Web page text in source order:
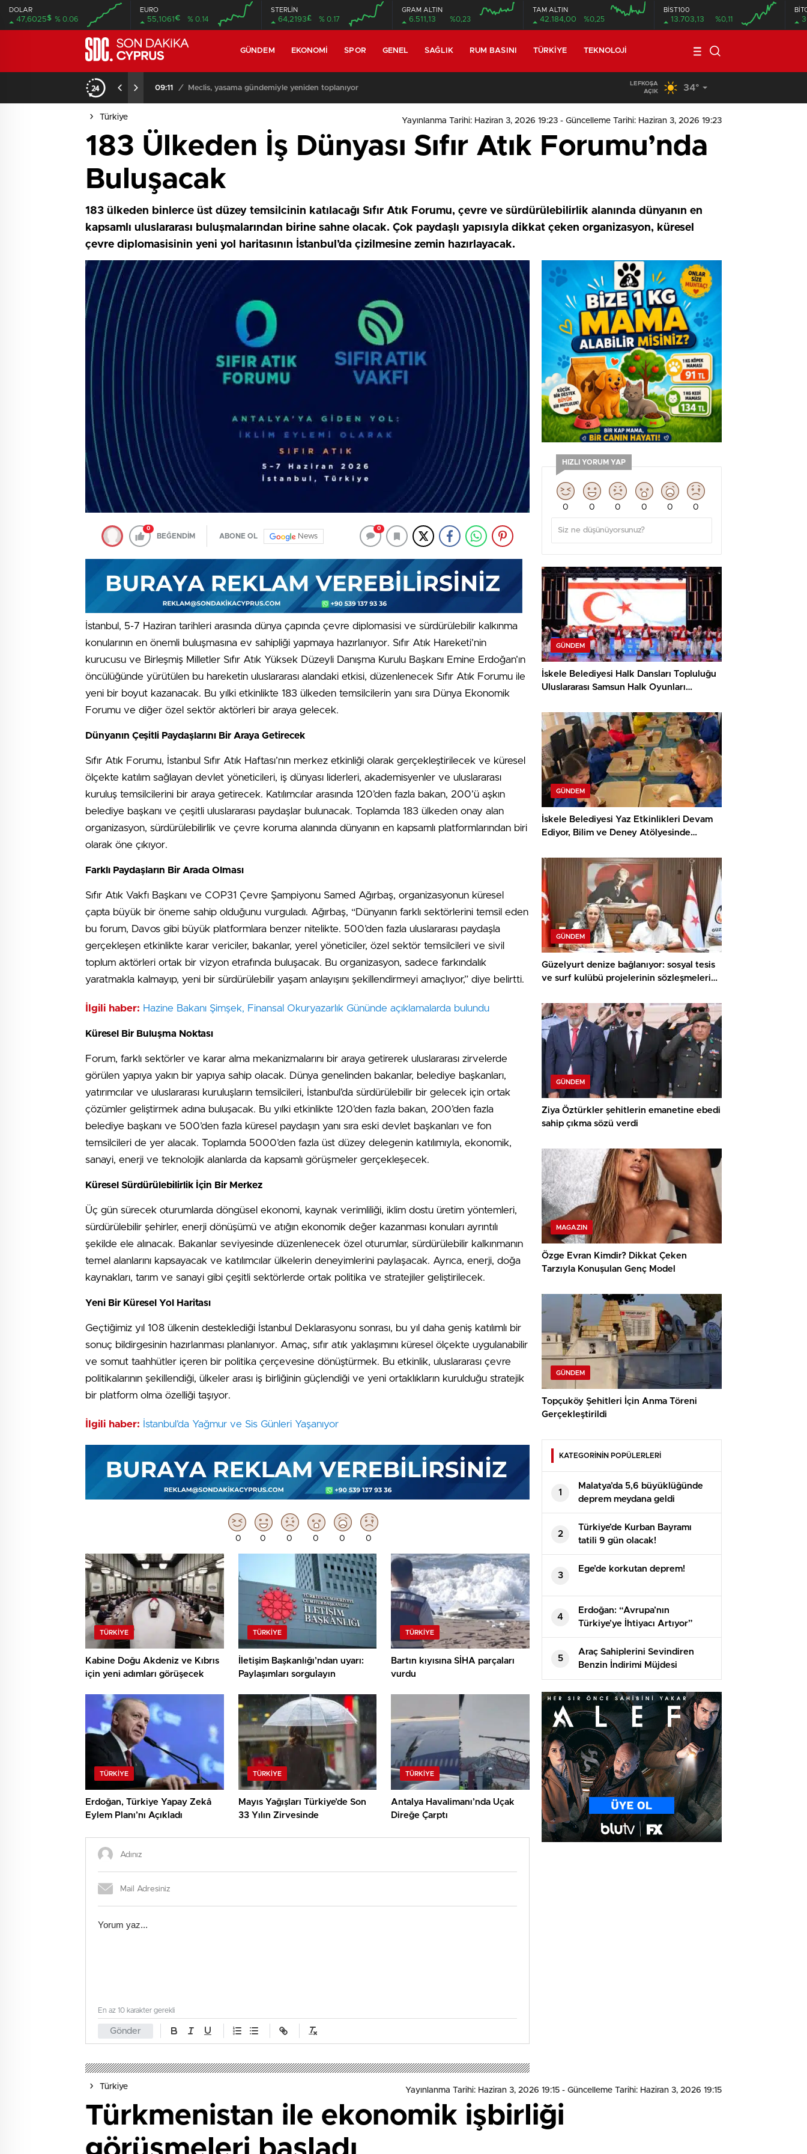
DOLAR
47,6025$ % 0.06
EURO
55,1061€ % 0.14
STERLİN
64,2193£ % 0.17
GRAM ALTIN
6.511,13 %0,23
TAM ALTIN
42.184,00 %0,25
BİST100
13.703,13 %0,11
GÜNDEM EKONOMI SPOR GENEL SAĞLIK RUM BASINI TÜRKIYE TEKNOLOJI
09:11 / Meclis, yasama gündemiyle yeniden toplanıyor Seyir Halindeki Araç Alev Aldı, Korku Dolu Anlar
LEFKOŞA
AÇIK
34°
Türkiye Yayınlanma Tarihi: Haziran 3, 2026 19:23 - Güncelleme Tarihi: Haziran 3, 2026 19:23
183 Ülkeden İş Dünyası Sıfır Atık Forumu’nda
Buluşacak
183 ülkeden binlerce üst düzey temsilcinin katılacağı Sıfır Atık Forumu, çevre ve sürdürülebilirlik alanında dünyanın en
kapsamlı uluslararası buluşmalarından birine sahne olacak. Çok paydaşlı yapısıyla dikkat çeken organizasyon, küresel
çevre diplomasisinin yeni yol haritasının İstanbul’da çizilmesine zemin hazırlayacak.
0
BEĞENDİM ABONE OL News
0
İstanbul, 5-7 Haziran tarihleri arasında dünya çapında çevre diplomasisi ve sürdürülebilir kalkınma
konularının en önemli buluşmasına ev sahipliği yapmaya hazırlanıyor. Sıfır Atık Hareketi’nin
kurucusu ve Birleşmiş Milletler Sıfır Atık Yüksek Düzeyli Danışma Kurulu Başkanı Emine Erdoğan’ın
öncülüğünde yürütülen bu hareketin uluslararası alandaki etkisi, düzenlenecek Sıfır Atık Forumu ile
yeni bir boyut kazanacak. Bu yılki etkinlikte 183 ülkeden temsilcilerin yanı sıra Dünya Ekonomik
Forumu ve diğer özel sektör aktörleri bir araya gelecek.
Dünyanın Çeşitli Paydaşlarını Bir Araya Getirecek
Sıfır Atık Forumu, İstanbul Sıfır Atık Haftası’nın merkez etkinliği olarak gerçekleştirilecek ve küresel
ölçekte katılım sağlayan devlet yöneticileri, iş dünyası liderleri, akademisyenler ve uluslararası
kuruluş temsilcilerini bir araya getirecek. Katılımcılar arasında 120’den fazla bakan, 200’ü aşkın
belediye başkanı ve çeşitli uluslararası paydaşlar bulunacak. Toplamda 183 ülkeden onay alan
organizasyon, sürdürülebilirlik ve çevre koruma alanında dünyanın en kapsamlı platformlarından biri
olarak öne çıkıyor.
Farklı Paydaşların Bir Arada Olması
Sıfır Atık Vakfı Başkanı ve COP31 Çevre Şampiyonu Samed Ağırbaş, organizasyonun küresel
çapta büyük bir öneme sahip olduğunu vurguladı. Ağırbaş, “Dünyanın farklı sektörlerini temsil eden
bu forum, Davos gibi büyük platformlara benzer nitelikte. 500’den fazla uluslararası paydaşla
gerçekleşen etkinlikte karar vericiler, bakanlar, yerel yöneticiler, özel sektör temsilcileri ve sivil
toplum aktörleri ortak bir vizyon etrafında buluşacak. Bu organizasyon, sadece farkındalık
yaratmakla kalmayıp, yeni bir sürdürülebilir yaşam anlayışını şekillendirmeyi amaçlıyor,” diye belirtti.
İlgili haber: Hazine Bakanı Şimşek, Finansal Okuryazarlık Gününde açıklamalarda bulundu
Küresel Bir Buluşma Noktası
Forum, farklı sektörler ve karar alma mekanizmalarını bir araya getirerek uluslararası zirvelerde
görülen yapıya yakın bir yapıya sahip olacak. Dünya genelinden bakanlar, belediye başkanları,
yatırımcılar ve uluslararası kuruluşların temsilcileri, İstanbul’da sürdürülebilir bir gelecek için ortak
çözümler geliştirmek adına buluşacak. Bu yılki etkinlikte 120’den fazla bakan, 200’den fazla
belediye başkanı ve 500’den fazla küresel paydaşın yanı sıra eski devlet başkanları ve fon
temsilcileri de yer alacak. Toplamda 5000’den fazla üst düzey delegenin katılımıyla, ekonomik,
sanayi, enerji ve teknolojik alanlarda da kapsamlı görüşmeler gerçekleşecek.
Küresel Sürdürülebilirlik İçin Bir Merkez
Üç gün sürecek oturumlarda döngüsel ekonomi, kaynak verimliliği, iklim dostu üretim yöntemleri,
sürdürülebilir şehirler, enerji dönüşümü ve atığın ekonomik değer kazanması konuları ayrıntılı
şekilde ele alınacak. Bakanlar seviyesinde düzenlenecek özel oturumlar, sürdürülebilir kalkınmanın
temel alanlarını kapsayacak ve katılımcılar ülkelerin deneyimlerini paylaşacak. Ayrıca, enerji, doğa
kaynakları, tarım ve sanayi gibi çeşitli sektörlerde ortak politika ve stratejiler geliştirilecek.
Yeni Bir Küresel Yol Haritası
Geçtiğimiz yıl 108 ülkenin desteklediği İstanbul Deklarasyonu sonrası, bu yıl daha geniş katılımlı bir
sonuç bildirgesinin hazırlanması planlanıyor. Amaç, sıfır atık yaklaşımını küresel ölçekte uygulanabilir
ve somut taahhütler içeren bir politika çerçevesine dönüştürmek. Bu etkinlik, uluslararası çevre
politikalarının şekillendiği, ülkeler arası iş birliğinin güçlendiği ve yeni ortaklıkların kurulduğu stratejik
bir platform olma özelliği taşıyor.
İlgili haber: İstanbul’da Yağmur ve Sis Günleri Yaşanıyor
0 0 0 0 0 0
TÜRKIYE
Kabine Doğu Akdeniz ve Kıbrıs
için yeni adımları görüşecek
TÜRKIYE
İletişim Başkanlığı’ndan uyarı:
Paylaşımları sorgulayın
TÜRKIYE
Bartın kıyısına SİHA parçaları
vurdu
TÜRKIYE
Erdoğan, Türkiye Yapay Zekâ
Eylem Planı’nı Açıkladı
TÜRKIYE
Mayıs Yağışları Türkiye’de Son
33 Yılın Zirvesinde
TÜRKIYE
Antalya Havalimanı’nda Uçak
Direğe Çarptı
Gönder
En az 10 karakter gerekli
HIZLI YORUM YAP
0 0 0 0 0 0
GÜNDEM
İskele Belediyesi Halk Dansları Topluluğu
Uluslararası Samsun Halk Oyunları
Ediyor
GÜNDEM
İskele Belediyesi Yaz Etkinlikleri Devam
Ediyor, Bilim ve Deney Atölyesinde
GÜNDEM
Güzelyurt denize bağlanıyor: sosyal tesis
ve surf kulübü projelerinin sözleşmeleri
GÜNDEM
Ziya Öztürkler şehitlerin emanetine ebedi
sahip çıkma sözü verdi
MAGAZIN
Özge Evran Kimdir? Dikkat Çeken
Tarzıyla Konuşulan Genç Model
GÜNDEM
Topçuköy Şehitleri İçin Anma Töreni
Gerçekleştirildi
KATEGORİNİN POPÜLERLERİ
1
Malatya’da 5,6 büyüklüğünde
deprem meydana geldi
2
Türkiye’de Kurban Bayramı
tatili 9 gün olacak!
3
Ege’de korkutan deprem!
4
Erdoğan: “Avrupa’nın
Türkiye’ye İhtiyacı Artıyor”
5
Araç Sahiplerini Sevindiren
Benzin İndirimi Müjdesi
Türkiye Yayınlanma Tarihi: Haziran 3, 2026 19:15 - Güncelleme Tarihi: Haziran 3, 2026 19:15
Türkmenistan ile ekonomik işbirliği